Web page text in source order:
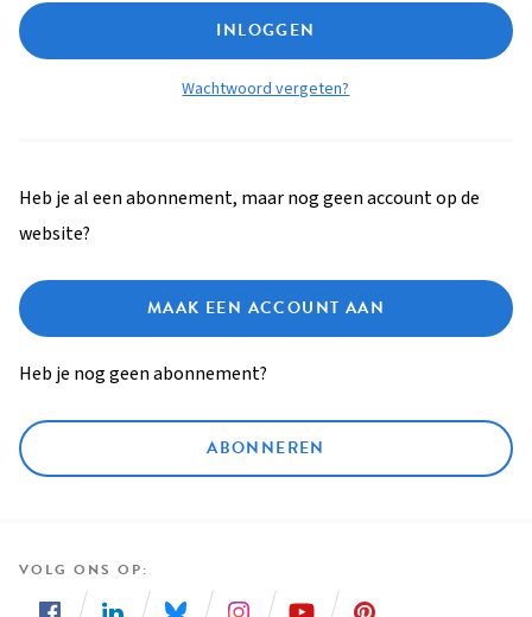
INLOGGEN
Wachtwoord vergeten?
Heb je al een abonnement, maar nog geen account op de
website?
MAAK EEN ACCOUNT AAN
Heb je nog geen abonnement?
ABONNEREN
VOLG ONS OP